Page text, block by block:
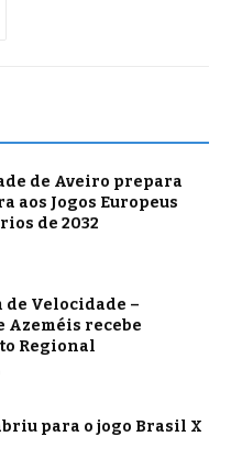
de Aveiro prepara
aos Jogos Europeus
de 2032
de Velocidade –
Azeméis recebe
Regional
para o jogo Brasil X